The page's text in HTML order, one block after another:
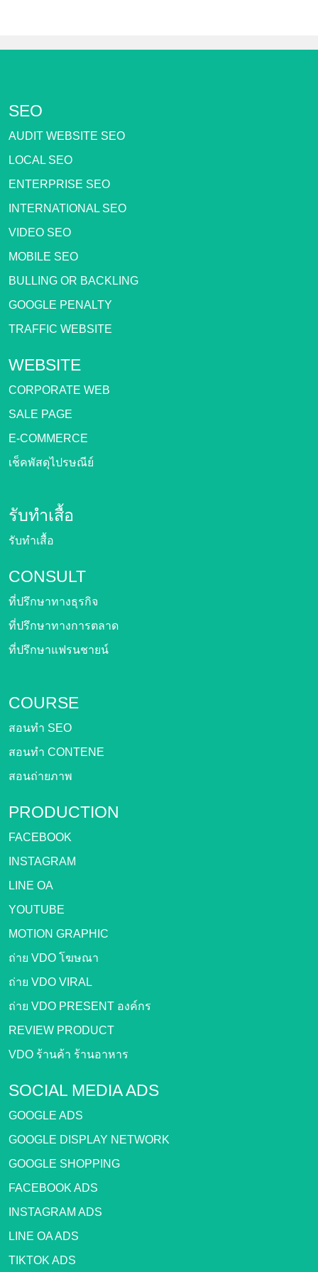
SEO
AUDIT WEBSITE SEO
LOCAL SEO
ENTERPRISE SEO
INTERNATIONAL SEO
VIDEO SEO
MOBILE SEO
BULLING OR BACKLING
GOOGLE PENALTY
TRAFFIC WEBSITE
WEBSITE
CORPORATE WEB
SALE PAGE
E-COMMERCE
เช็คพัสดุไปรษณีย์
รับทำเสื้อ
รับทำเสื้อ
CONSULT
ที่ปรึกษาทางธุรกิจ
ที่ปรึกษาทางการตลาด
ที่ปรึกษาแฟรนชายน์
COURSE
สอนทำ SEO
สอนทำ CONTENE
สอนถ่ายภาพ
PRODUCTION
FACEBOOK
INSTAGRAM
LINE OA
YOUTUBE
MOTION GRAPHIC
ถ่าย VDO โฆษณา
ถ่าย VDO VIRAL
ถ่าย VDO PRESENT องค์กร
REVIEW PRODUCT
VDO ร้านค้า ร้านอาหาร
SOCIAL MEDIA ADS
GOOGLE ADS
GOOGLE DISPLAY NETWORK
GOOGLE SHOPPING
FACEBOOK ADS
INSTAGRAM ADS
LINE OA ADS
TIKTOK ADS